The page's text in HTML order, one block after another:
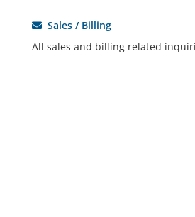
Sales / Billing
All sales and billing related